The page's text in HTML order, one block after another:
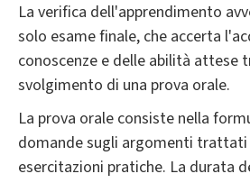
La verifica dell'apprendimento
solo esame finale, che accerta
conoscenze e delle abilità attese
svolgimento di una prova orale.
La prova orale consiste nella
domande sugli argomenti trattati
esercitazioni pratiche. La durata